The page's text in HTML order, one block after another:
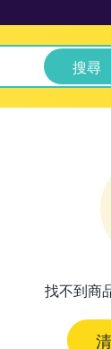
搜尋
找不到商